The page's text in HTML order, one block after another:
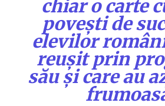
chiar o carte
povești de
elevilor
reușit prin
său și care au